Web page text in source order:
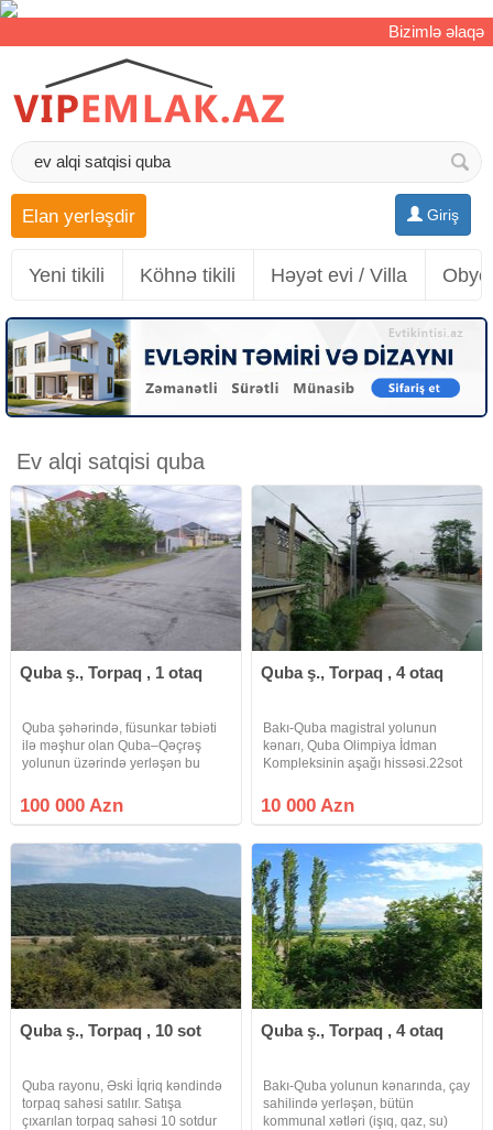
Bizimlə əlaqə
Giriş
Elan yerləşdir
Yeni tikili Köhnə tikili Həyət evi / Villa
Ev alqi satqisi quba
Quba ş., Torpaq , 1 otaq
Quba şəhərində, füsunkar təbiəti
ilə məşhur olan Quba–Qəçrəş
yolunun üzərində yerləşən bu
havası və möhtəşəm mənzərəsi ilə
seçilir. Şəhər səs-küyündən uzaq,
100 000 Azn
Quba ş., Torpaq , 4 otaq
Bakı-Quba magistral yolunun
kənarı, Quba Olimpiya İdman
Kompleksinin aşağı hissəsi.22sot
yerləşir, arxa tərəfi çaydır. Çaya
keçid üçün xüsusi körpüsü
çəkilib.Qiymət
10 000 Azn
Quba ş., Torpaq , 10 sot
Quba rayonu, Əski İqriq kəndində
torpaq sahəsi satılır. Satışa
çıxarılan torpaq sahəsi 10 sotdur
Quba ş., Torpaq , 4 otaq
Bakı-Quba yolunun kənarında, çay
sahilində yerləşən, bütün
kommunal xətləri (işıq, qaz, su)